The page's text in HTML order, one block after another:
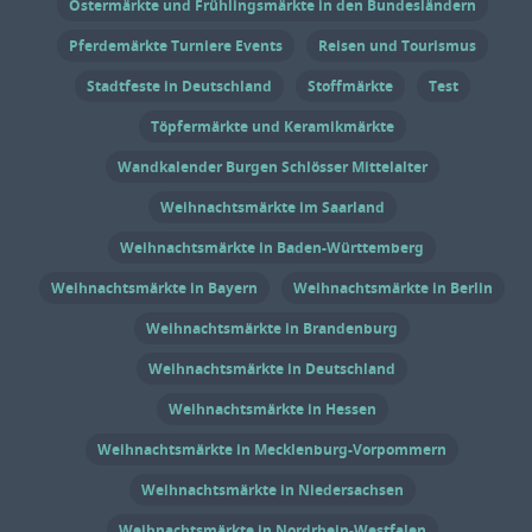
Termine und Öffnungszeiten
Burgfestspiele Mayen 2026 23. Mai bis 30.
August 2026 Eintritt Tickets kosten
Familienstück, 28 Euro für reguläre
Produktionen auf der Kleinen Bühne und
– abhängig von Wochentag und
Sitzplatzkategorie – bis zu 46 Euro für die
großen Inszenierungen. Ermäßigungen
sind für verschiedene Besuchergruppen
erhältlich. Weitere Informationen zu
Preisen und Ticketkauf […]
Ostermärkte und Frühlingsmärkte in den Bundesländern
Pferdemärkte Turniere Events
Reisen und Tourismus
Stadtfeste in Deutschland
Stoffmärkte
Test
Töpfermärkte und Keramikmärkte
Wandkalender Burgen Schlösser Mittelalter
Weihnachtsmärkte im Saarland
Weihnachtsmärkte in Baden-Württemberg
Weihnachtsmärkte in Bayern
Weihnachtsmärkte in Berlin
Weihnachtsmärkte in Brandenburg
Weihnachtsmärkte in Deutschland
Weihnachtsmärkte in Hessen
Weihnachtsmärkte in Mecklenburg-Vorpommern
Weihnachtsmärkte in Niedersachsen